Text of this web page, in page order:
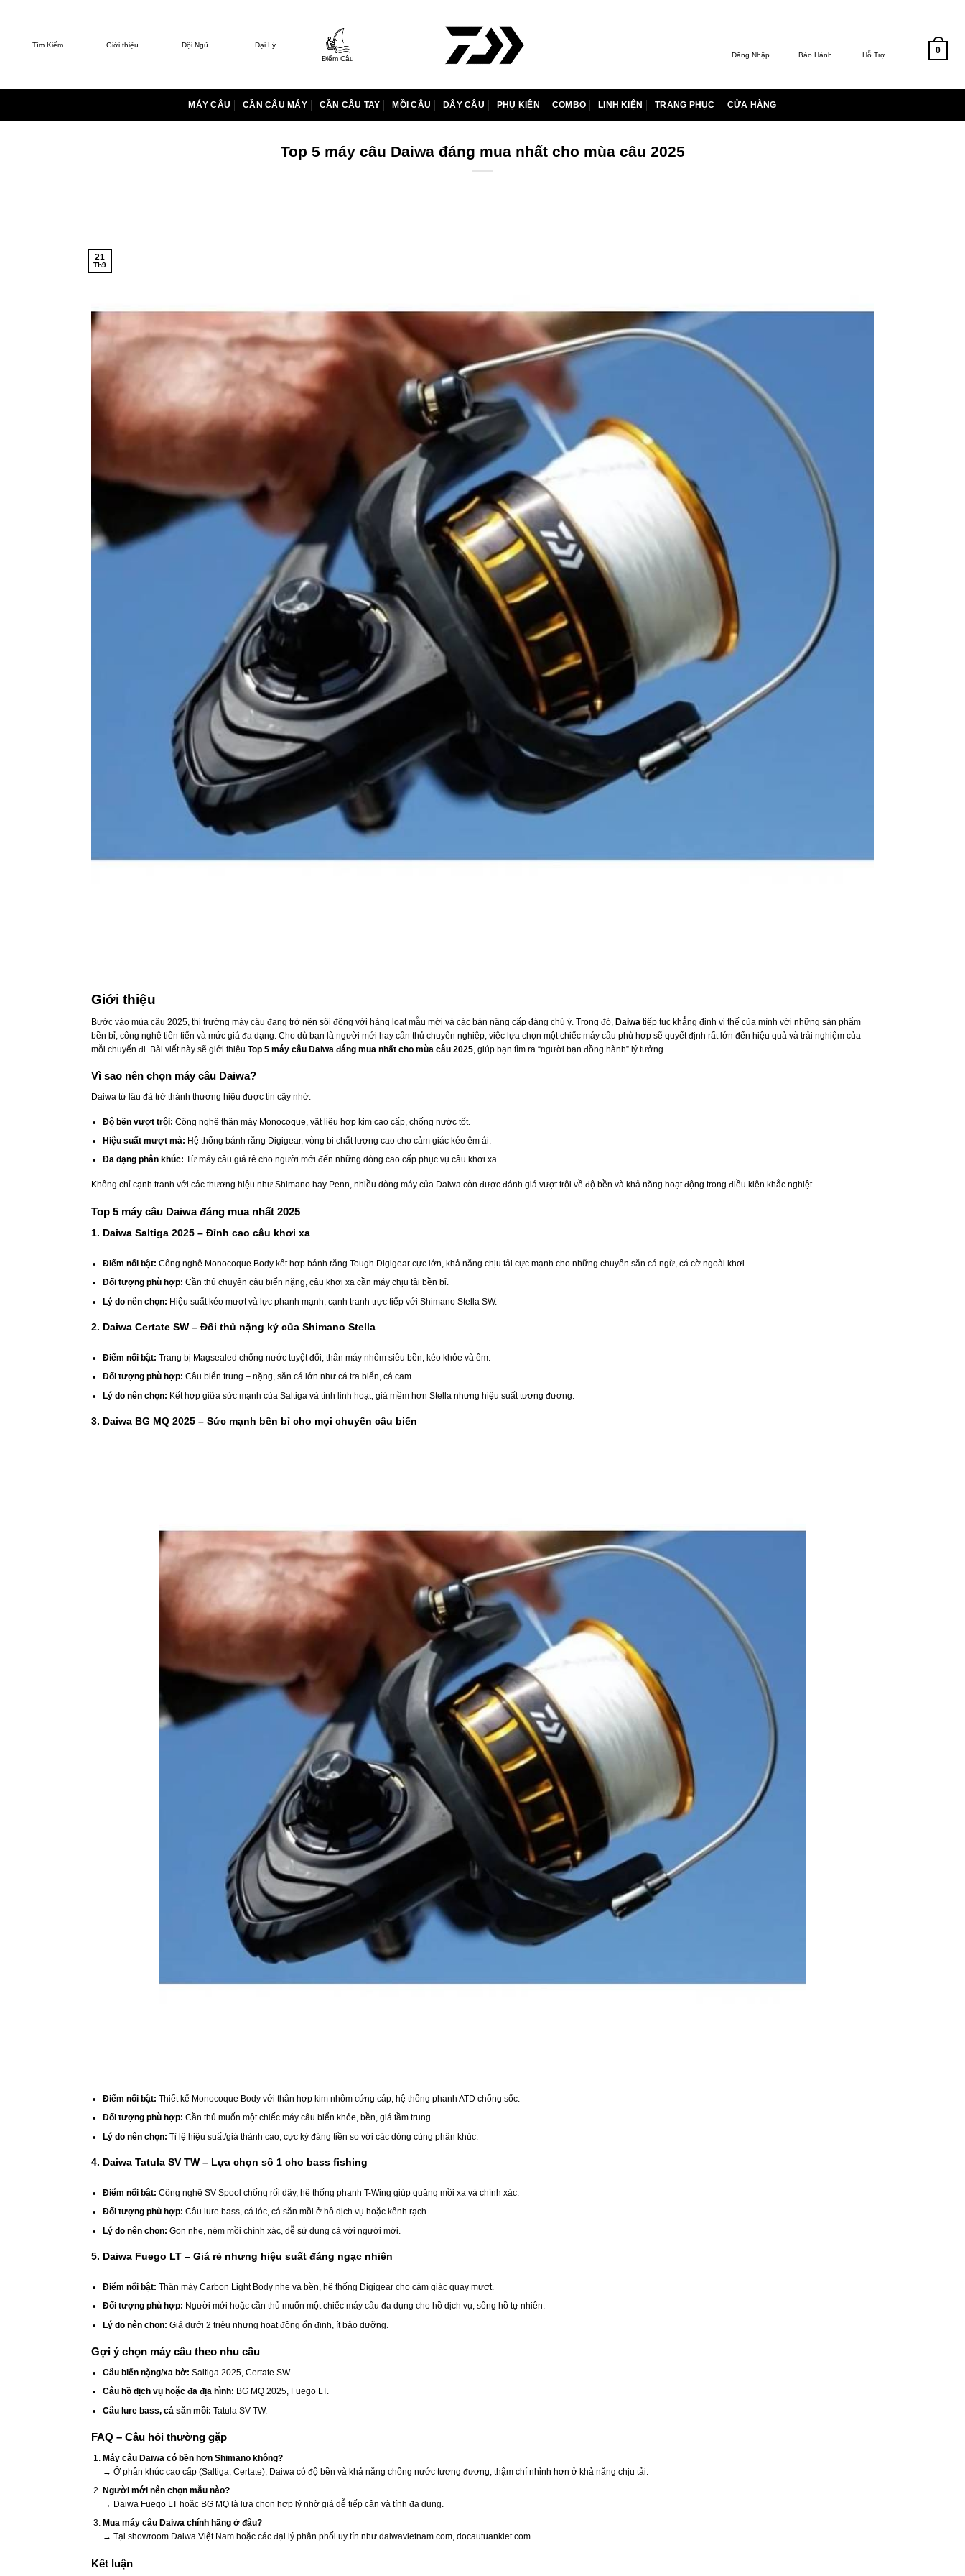
Tìm Kiếm Giới thiệu Đội Ngũ
Đại Lý
Điểm Câu
Đăng Nhập Bảo Hành Hỗ Trợ 0
MÁY CÂU CẦN CÂU MÁY CẦN CÂU TAY MỒI CÂU DÂY CÂU PHỤ KIỆN COMBO LINH KIỆN TRANG PHỤC CỬA HÀNG
Top 5 máy câu Daiwa đáng mua nhất cho mùa câu 2025
21
Th9
Giới thiệu
Bước vào mùa câu 2025, thị trường máy câu đang trở nên sôi động với hàng loạt mẫu mới và các bản nâng cấp đáng chú ý. Trong đó, Daiwa tiếp tục khẳng định vị thế của mình với những sản phẩm
bền bỉ, công nghệ tiên tiến và mức giá đa dạng. Cho dù bạn là người mới hay cần thủ chuyên nghiệp, việc lựa chọn một chiếc máy câu phù hợp sẽ quyết định rất lớn đến hiệu quả và trải nghiệm của
mỗi chuyến đi. Bài viết này sẽ giới thiệu Top 5 máy câu Daiwa đáng mua nhất cho mùa câu 2025 , giúp bạn tìm ra “người bạn đồng hành” lý tưởng.
Vì sao nên chọn máy câu Daiwa?
Daiwa từ lâu đã trở thành thương hiệu được tin cậy nhờ:
Độ bền vượt trội: Công nghệ thân máy Monocoque, vật liệu hợp kim cao cấp, chống nước tốt.
Hiệu suất mượt mà: Hệ thống bánh răng Digigear, vòng bi chất lượng cao cho cảm giác kéo êm ái.
Đa dạng phân khúc: Từ máy câu giá rẻ cho người mới đến những dòng cao cấp phục vụ câu khơi xa.
Không chỉ cạnh tranh với các thương hiệu như Shimano hay Penn, nhiều dòng máy của Daiwa còn được đánh giá vượt trội về độ bền và khả năng hoạt động trong điều kiện khắc nghiệt.
Top 5 máy câu Daiwa đáng mua nhất 2025
1. Daiwa Saltiga 2025 – Đỉnh cao câu khơi xa
Điểm nổi bật: Công nghệ Monocoque Body kết hợp bánh răng Tough Digigear cực lớn, khả năng chịu tải cực mạnh cho những chuyến săn cá ngừ, cá cờ ngoài khơi.
Đối tượng phù hợp: Cần thủ chuyên câu biển nặng, câu khơi xa cần máy chịu tải bền bỉ.
Lý do nên chọn: Hiệu suất kéo mượt và lực phanh mạnh, cạnh tranh trực tiếp với Shimano Stella SW.
2. Daiwa Certate SW – Đối thủ nặng ký của Shimano Stella
Điểm nổi bật: Trang bị Magsealed chống nước tuyệt đối, thân máy nhôm siêu bền, kéo khỏe và êm.
Đối tượng phù hợp: Câu biển trung – nặng, săn cá lớn như cá tra biển, cá cam.
Lý do nên chọn: Kết hợp giữa sức mạnh của Saltiga và tính linh hoạt, giá mềm hơn Stella nhưng hiệu suất tương đương.
3. Daiwa BG MQ 2025 – Sức mạnh bền bỉ cho mọi chuyến câu biển
Điểm nổi bật: Thiết kế Monocoque Body với thân hợp kim nhôm cứng cáp, hệ thống phanh ATD chống sốc.
Đối tượng phù hợp: Cần thủ muốn một chiếc máy câu biển khỏe, bền, giá tầm trung.
Lý do nên chọn: Tỉ lệ hiệu suất/giá thành cao, cực kỳ đáng tiền so với các dòng cùng phân khúc.
4. Daiwa Tatula SV TW – Lựa chọn số 1 cho bass fishing
Điểm nổi bật: Công nghệ SV Spool chống rối dây, hệ thống phanh T-Wing giúp quăng mồi xa và chính xác.
Đối tượng phù hợp: Câu lure bass, cá lóc, cá săn mồi ở hồ dịch vụ hoặc kênh rạch.
Lý do nên chọn: Gọn nhẹ, ném mồi chính xác, dễ sử dụng cả với người mới.
5. Daiwa Fuego LT – Giá rẻ nhưng hiệu suất đáng ngạc nhiên
Điểm nổi bật: Thân máy Carbon Light Body nhẹ và bền, hệ thống Digigear cho cảm giác quay mượt.
Đối tượng phù hợp: Người mới hoặc cần thủ muốn một chiếc máy câu đa dụng cho hồ dịch vụ, sông hồ tự nhiên.
Lý do nên chọn: Giá dưới 2 triệu nhưng hoạt động ổn định, ít bảo dưỡng.
Gợi ý chọn máy câu theo nhu cầu
Câu biển nặng/xa bờ: Saltiga 2025, Certate SW.
Câu hồ dịch vụ hoặc đa địa hình: BG MQ 2025, Fuego LT.
Câu lure bass, cá săn mồi: Tatula SV TW.
FAQ – Câu hỏi thường gặp
Máy câu Daiwa có bền hơn Shimano không?
→ Ở phân khúc cao cấp (Saltiga, Certate), Daiwa có độ bền và khả năng chống nước tương đương, thậm chí nhỉnh hơn ở khả năng chịu tải.
Người mới nên chọn mẫu nào?
→ Daiwa Fuego LT hoặc BG MQ là lựa chọn hợp lý nhờ giá dễ tiếp cận và tính đa dụng.
Mua máy câu Daiwa chính hãng ở đâu?
→ Tại showroom Daiwa Việt Nam hoặc các đại lý phân phối uy tín như daiwavietnam.com, docautuankiet.com.
Kết luận